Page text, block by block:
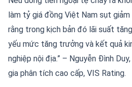
làm tỷ giá đồng Việt Nam sụt
rằng trong kịch bản đó lãi suất
yếu mức tăng trưởng và kết quả
nghiệp nội địa.” – Nguyễn Đình
gia phân tích cao cấp, VIS Rating.